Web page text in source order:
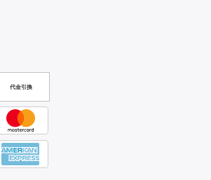
代金引換